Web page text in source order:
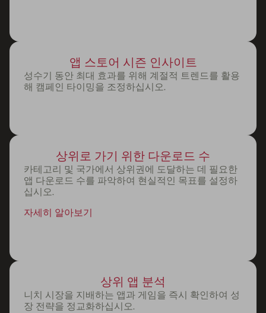
앱 스토어 시즌 인사이트
성수기 동안 최대 효과를 위해 계절적 트렌드를 활용
해 캠페인 타이밍을 조정하십시오.
상위로 가기 위한 다운로드 수
카테고리 및 국가에서 상위권에 도달하는 데 필요한
앱 다운로드 수를 파악하여 현실적인 목표를 설정하
십시오.
자세히 알아보기
상위 앱 분석
니치 시장을 지배하는 앱과 게임을 즉시 확인하여 성
장 전략을 정교화하십시오.